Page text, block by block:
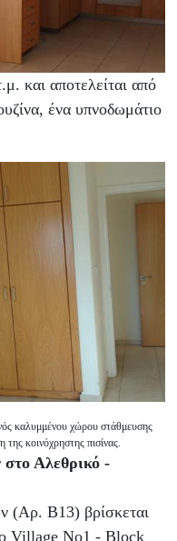
και αποτελείται από
ένα υπνοδωμάτιο
καλυμμένου χώρου στάθμευσης
κοινόχρηστης πισίνας.
Αλεθρικό -
(Αρ. B13) βρίσκεται
Village No1 - Block